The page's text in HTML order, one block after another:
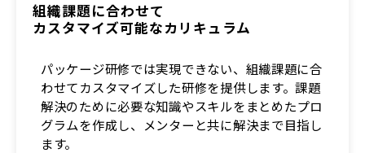
組織課題に合わせて
カスタマイズ可能なカリキュラム
パッケージ研修では実現できない、組織課題に合
わせてカスタマイズした研修を提供します。課題
解決のために必要な知識やスキルをまとめたプロ
グラムを作成し、メンターと共に解決まで目指し
ます。